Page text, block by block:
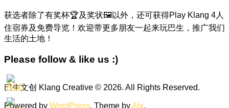
获选者除了有奖杯🏆及奖状🖼️以外，还可获得Play Klang 4人
住宿券及免费导览！欢迎带更多朋友一起来玩巴生，推广我们
生活的土地！
Please follow & like us :)
巴生文创 Klang Creative © 2026. All Rights Reserved.
Powered by WordPress. Theme byAlx.